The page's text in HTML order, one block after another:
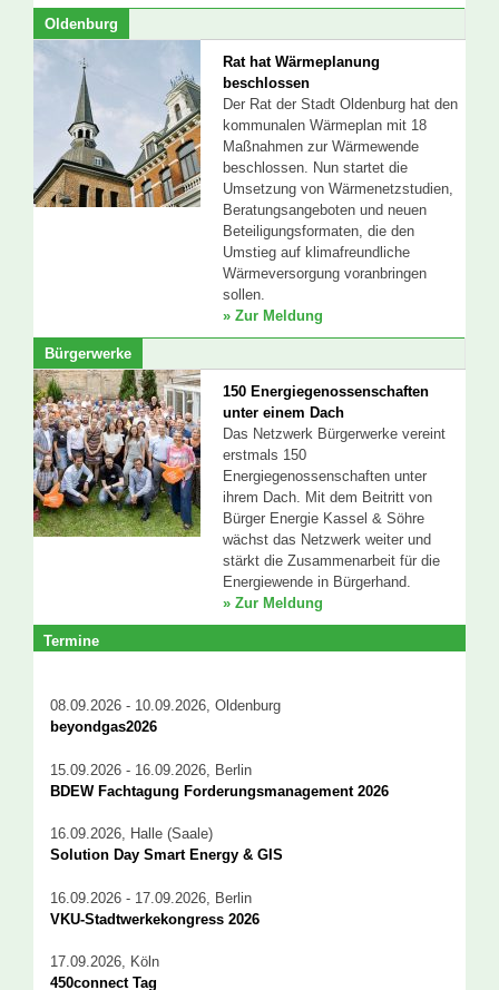
Oldenburg
Rat hat Wärmeplanung
beschlossen
Der Rat der Stadt Oldenburg hat den
kommunalen Wärmeplan mit 18
Maßnahmen zur Wärmewende
beschlossen. Nun startet die
Umsetzung von Wärmenetzstudien,
Beratungsangeboten und neuen
Beteiligungsformaten, die den
Umstieg auf klimafreundliche
Wärmeversorgung voranbringen
sollen.
» Zur Meldung
Bürgerwerke
150 Energiegenossenschaften
unter einem Dach
Das Netzwerk Bürgerwerke vereint
erstmals 150
Energiegenossenschaften unter
ihrem Dach. Mit dem Beitritt von
Bürger Energie Kassel & Söhre
wächst das Netzwerk weiter und
stärkt die Zusammenarbeit für die
Energiewende in Bürgerhand.
» Zur Meldung
Termine
08.09.2026 - 10.09.2026, Oldenburg
beyondgas2026
15.09.2026 - 16.09.2026, Berlin
BDEW Fachtagung Forderungsmanagement 2026
16.09.2026, Halle (Saale)
Solution Day Smart Energy & GIS
16.09.2026 - 17.09.2026, Berlin
VKU-Stadtwerkekongress 2026
17.09.2026, Köln
450connect Tag